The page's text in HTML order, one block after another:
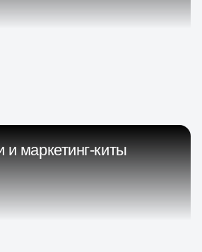
и маркетинг-киты